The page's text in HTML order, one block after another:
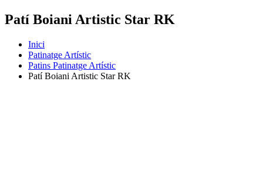
Patí Boiani Artistic Star RK
Inici
Patinatge Artístic
Patins Patinatge Artístic
Patí Boiani Artistic Star RK